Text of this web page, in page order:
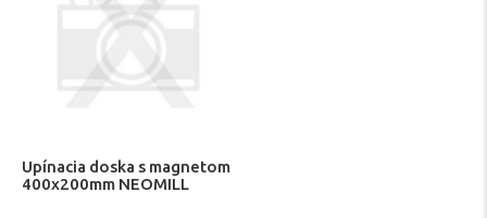
Upínacia doska s magnetom
400x200mm NEOMILL